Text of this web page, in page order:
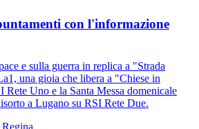
con l'informazione
e sulla guerra in replica a "Strada
una gioia che libera a "Chiese in
Rete Uno e la Santa Messa domenicale
a Lugano su RSI Rete Due.
Regina